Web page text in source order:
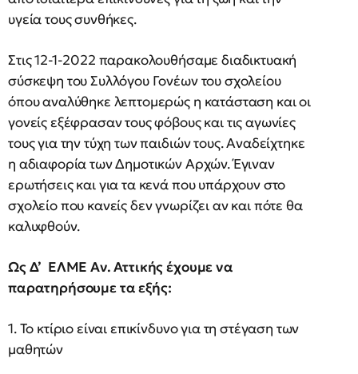
υγεία τους συνθήκες.
Στις 12-1-2022 παρακολουθήσαμε διαδικτυακή
σύσκεψη του Συλλόγου Γονέων του σχολείου
όπου αναλύθηκε λεπτομερώς η κατάσταση και οι
γονείς εξέφρασαν τους φόβους και τις αγωνίες
τους για την τύχη των παιδιών τους. Αναδείχτηκε
η αδιαφορία των Δημοτικών Αρχών. Έγιναν
ερωτήσεις και για τα κενά που υπάρχουν στο
σχολείο που κανείς δεν γνωρίζει αν και πότε θα
καλυφθούν.
Ως Δ’ ΕΛΜΕ Αν. Αττικής έχουμε να
παρατηρήσουμε τα εξής:
1. Το κτίριο είναι επικίνδυνο για τη στέγαση των
μαθητών